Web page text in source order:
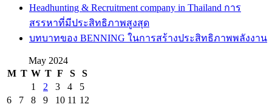
Headhunting & Recruitment company in Thailand การ
สรรหาที่มีประสิทธิภาพสูงสุด
บทบาทของ BENNING ในการสร้างประสิทธิภาพพลังงาน
May 2024
M T W T F S
S
1
2 3 4
5
6
7 8 9 10 11 12